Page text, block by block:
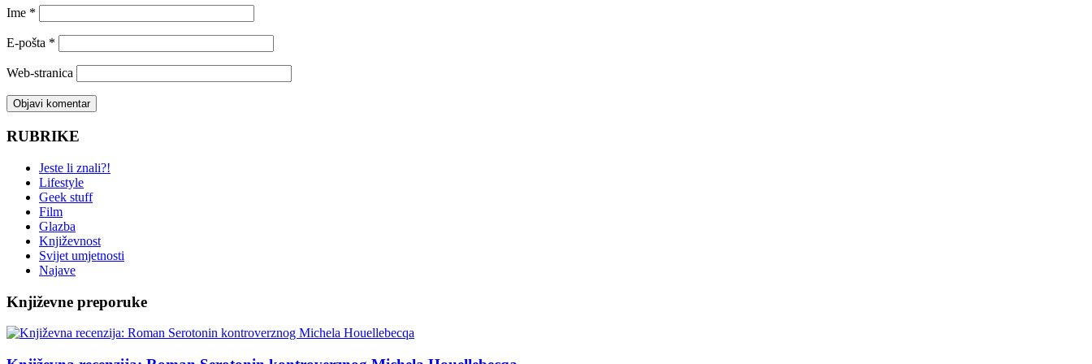
Ime *
E-pošta *
Web-stranica
RUBRIKE
Jeste li znali?!
Lifestyle
Geek stuff
Film
Glazba
Književnost
Svijet umjetnosti
Najave
Književne preporuke